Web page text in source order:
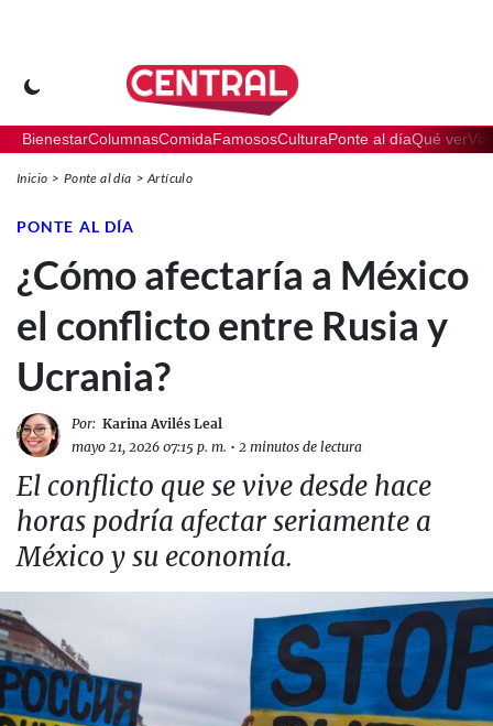
BienestarColumnasComidaFamososCulturaPonte al díaQué ver
Inicio Ponte al día Artículo
PONTE AL DÍA
¿Cómo afectaría a México
el conflicto entre Rusia y
Ucrania?
Por: Karina Avilés Leal
mayo 21, 2026 07:15 p. m. • 2 minutos de lectura
El conflicto que se vive desde hace
horas podría afectar seriamente a
México y su economía.